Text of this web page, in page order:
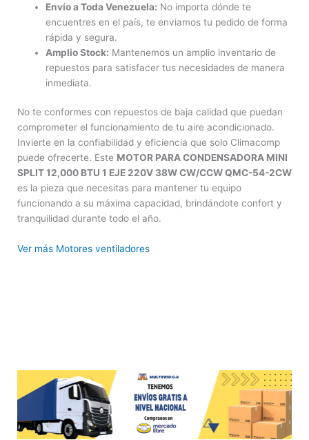
Envío a Toda Venezuela: No importa dónde te
encuentres en el país, te enviamos tu pedido de forma
rápida y segura.
Amplio Stock: Mantenemos un amplio inventario de
repuestos para satisfacer tus necesidades de manera
inmediata.
No te conformes con repuestos de baja calidad que puedan
comprometer el funcionamiento de tu aire acondicionado.
Invierte en la confiabilidad y eficiencia que solo Climacomp
puede ofrecerte. Este MOTOR PARA CONDENSADORA MINI
SPLIT 12,000 BTU 1 EJE 220V 38W CW/CCW QMC-54-2CW
es la pieza que necesitas para mantener tu equipo
funcionando a su máxima capacidad, brindándote confort y
tranquilidad durante todo el año.
Ver más Motores ventiladores